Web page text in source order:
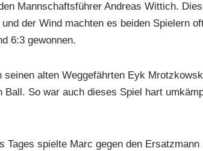
Mannschaftsführer Andreas Wittich.
der Wind machten es beiden Spielern
6:3 gewonnen.
seinen alten Weggefährten Eyk
Ball. So war auch dieses Spiel hart
Tages spielte Marc gegen den